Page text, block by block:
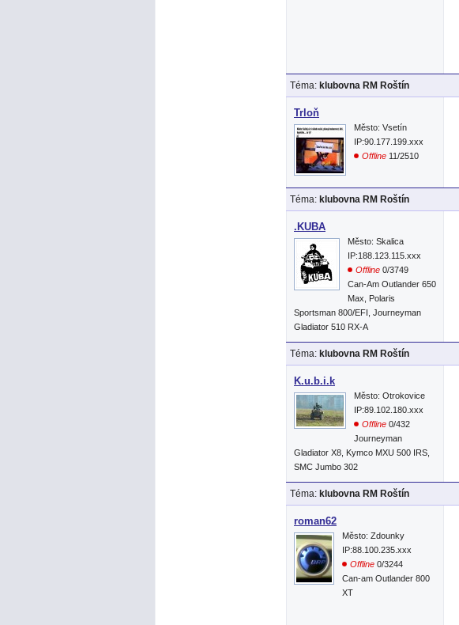
Téma: klubovna RM Roštín
Trloň
Město: Vsetín
IP:90.177.199.xxx
Offline 11/2510
Téma: klubovna RM Roštín
.KUBA
Město: Skalica
IP:188.123.115.xxx
Offline 0/3749
Can-Am Outlander 650
Max, Polaris
Sportsman 800/EFI, Journeyman
Gladiator 510 RX-A
Téma: klubovna RM Roštín
K.u.b.i.k
Město: Otrokovice
IP:89.102.180.xxx
Offline 0/432
Journeyman
Gladiator X8, Kymco MXU 500 IRS,
SMC Jumbo 302
Téma: klubovna RM Roštín
roman62
Město: Zdounky
IP:88.100.235.xxx
Offline 0/3244
Can-am Outlander 800
XT